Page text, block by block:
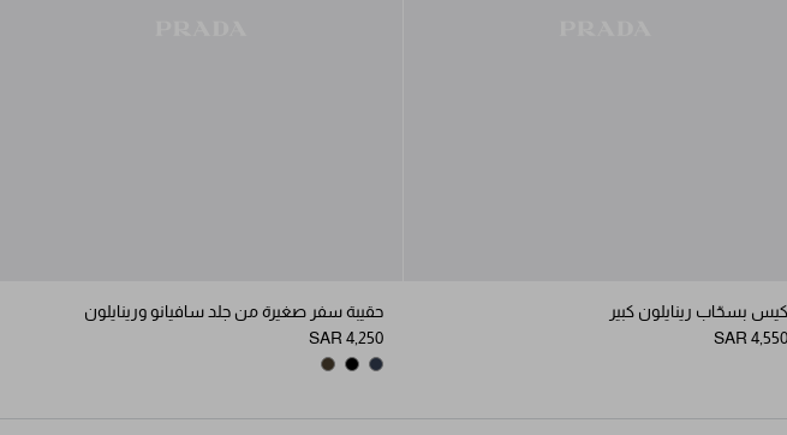
كيس بسحّاب رينايلون كبير
SAR 4,550
حقيبة سفر صغيرة من جلد سافيانو ورينايلون
SAR 4,250
NAVY
BLACK
FOREST